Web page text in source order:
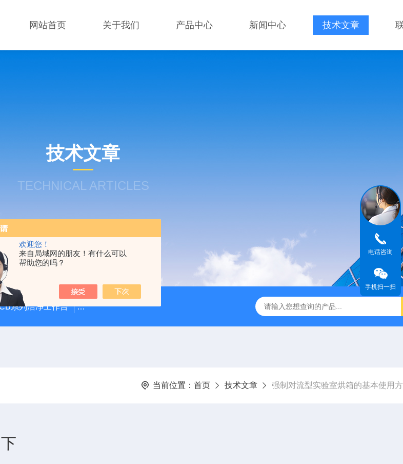
欢迎您！
来自局域网的朋友！有什么可以
帮助您的吗？
网站首页 关于我们 产品中心 新闻中心 技术文章
技术文章
TECHNICAL ARTICLES
系列洁净工作台 LVG-G Airstream第3代垂直流超净工作台 Powdermax PW1-3A1粉末样品称量柜
当前位置： 首页 技术文章 强制对流型实验室烘箱的基本使用
电话咨询
手机扫一扫